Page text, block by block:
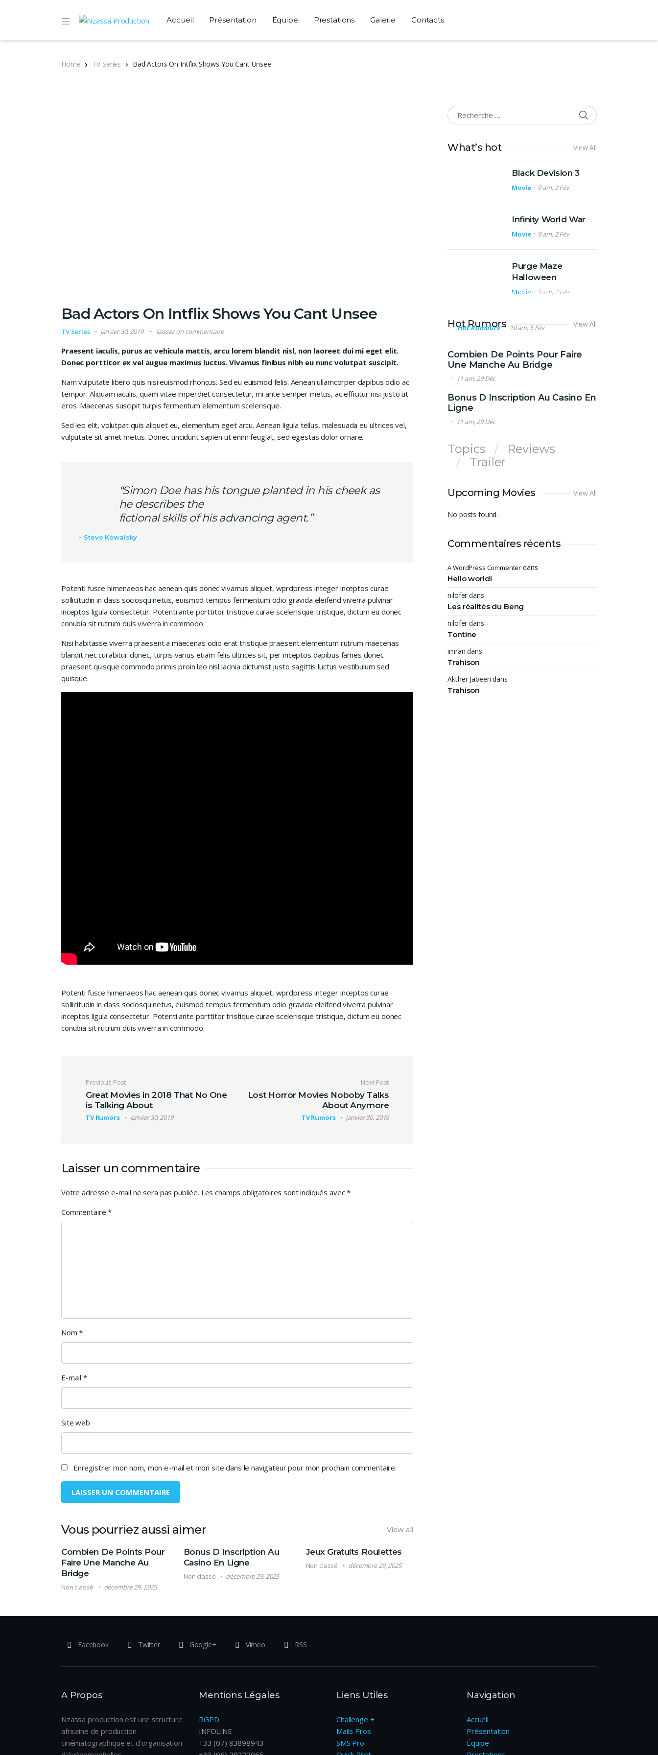
Accueil Présentation Équipe Prestations Galerie Contacts
Home TV Series Bad Actors On Intflix Shows You Cant Unsee
Bad Actors On Intflix Shows You Cant Unsee
TV Series janvier 30, 2019 laissez un commentaire
Praesent iaculis, purus ac vehicula mattis, arcu lorem blandit nisl, non laoreet dui mi eget elit.
Donec porttitor ex vel augue maximus luctus. Vivamus finibus nibh eu nunc volutpat suscipit.
Nam vulputate libero quis nisi euismod rhoncus. Sed eu euismod felis. Aenean ullamcorper dapibus odio ac
tempor. Aliquam iaculis, quam vitae imperdiet consectetur, mi ante semper metus, ac efficitur nisi justo ut
eros. Maecenas suscipit turpis fermentum elementum scelerisque.
Sed leo elit, volutpat quis aliquet eu, elementum eget arcu. Aenean ligula tellus, malesuada eu ultrices vel,
vulputate sit amet metus. Donec tincidunt sapien ut enim feugiat, sed egestas dolor ornare.
“Simon Doe has his tongue planted in his cheek as
he describes the
fictional skills of his advancing agent.”
Steve Kowalsky
Potenti fusce himenaeos hac aenean quis donec vivamus aliquet, wprdpress integer inceptos curae
sollicitudin in class sociosqu netus, euismod tempus fermentum odio gravida eleifend viverra pulvinar
inceptos ligula consectetur. Potenti ante porttitor tristique curae scelerisque tristique, dictum eu donec
conubia sit rutrum duis viverra in commodo.
Nisi habitasse viverra praesent a maecenas odio erat tristique praesent elementum rutrum maecenas
blandit nec curabitur donec, turpis varius etiam felis ultrices sit, per inceptos dapibus fames donec
praesent quisque commodo primis proin leo nisl lacinia dictumst justo sagittis luctus vestibulum sed
quisque.
Potenti fusce himenaeos hac aenean quis donec vivamus aliquet, wprdpress integer inceptos curae
sollicitudin in class sociosqu netus, euismod tempus fermentum odio gravida eleifend viverra pulvinar
inceptos ligula consectetur. Potenti ante porttitor tristique curae scelerisque tristique, dictum eu donec
conubia sit rutrum duis viverra in commodo.
Navigation de l’article
Previous Post
Great Movies in 2018 That No One
is Talking About
TV Rumors janvier 30, 2019
Next Post
Lost Horror Movies Noboby Talks
About Anymore
TV Rumors janvier 30, 2019
Laisser un commentaire
Votre adresse e-mail ne sera pas publiée. Les champs obligatoires sont indiqués avec*
Commentaire*
Nom*
E-mail *
Site web
Enregistrer mon nom, mon e-mail et mon site dans le navigateur pour mon prochain commentaire.
Vous pourriez aussi aimer View all
Combien De Points Pour
Faire Une Manche Au
Bridge
Non classé décembre 29, 2025
Bonus D Inscription Au
Casino En Ligne
Non classé décembre 29, 2025
Jeux Gratuits Roulettes
Non classé décembre 29, 2025
Search for:
SEARCH
What’s hot View All
Black Devision 3
Movie 9 am, 2 Fév
Infinity World War
Movie 9 am, 2 Fév
Purge Maze
Halloween
Movie 9 am, 2 Fév
Hot Rumors View All
Wizard Actor Has Another
Hot Rumours 10 am, 5 Fév
Combien De Points Pour Faire
Une Manche Au Bridge
11 am, 29 Déc
Bonus D Inscription Au Casino En
Ligne
11 am, 29 Déc
Topics
Reviews
Trailer
Upcoming Movies View All
No posts found.
Commentaires récents
A WordPress Commenter dans
Hello world!
nilofer dans
Les réalités du Beng
nilofer dans
Tontine
imran dans
Trahison
Akther Jabeen dans
Trahison
Facebook Twitter Google+ Vimeo RSS
A Propos
Nzassa production est une structure
africaine de production
cinématographique et d’organisation
Mentions Légales
RGPD
INFOLINE
+33 (07) 83898943
Liens Utiles
Challenge +
Mails Pros
SMS Pro
Navigation
Accueil
Présentation
Équipe